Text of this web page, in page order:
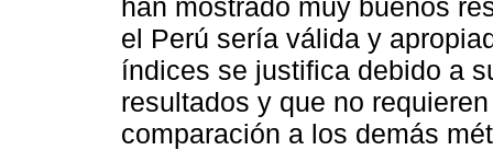
han mostrado muy buenos
el Perú sería válida y
índices se justifica debido a
resultados y que no
comparación a los demás